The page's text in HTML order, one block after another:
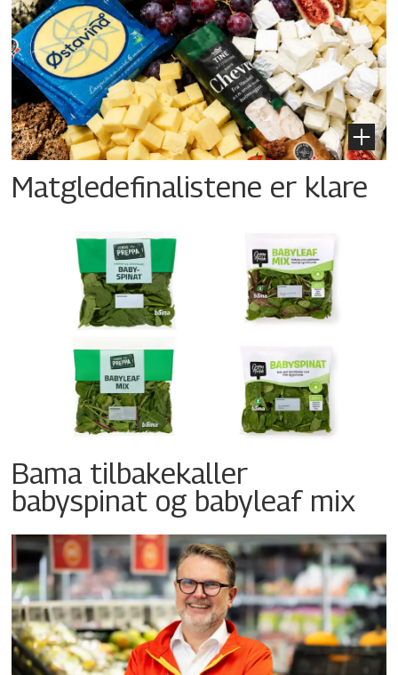
Matgledefinalistene er klare
Bama tilbakekaller
babyspinat og babyleaf mix